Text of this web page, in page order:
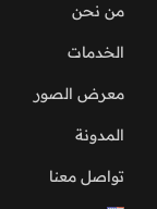
من نحن
الخدمات
معرض الصور
المدونة
تواصل معنا